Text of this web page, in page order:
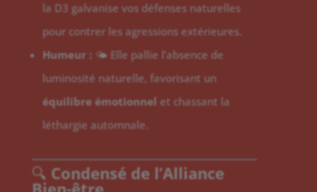
la D3 galvanise vos défenses naturelles
pour contrer les agressions extérieures.
Humeur : 🌤️ Elle pallie l’absence de
luminosité naturelle, favorisant un
équilibre émotionnel et chassant la
léthargie automnale.
🔍 Condensé de l’Alliance